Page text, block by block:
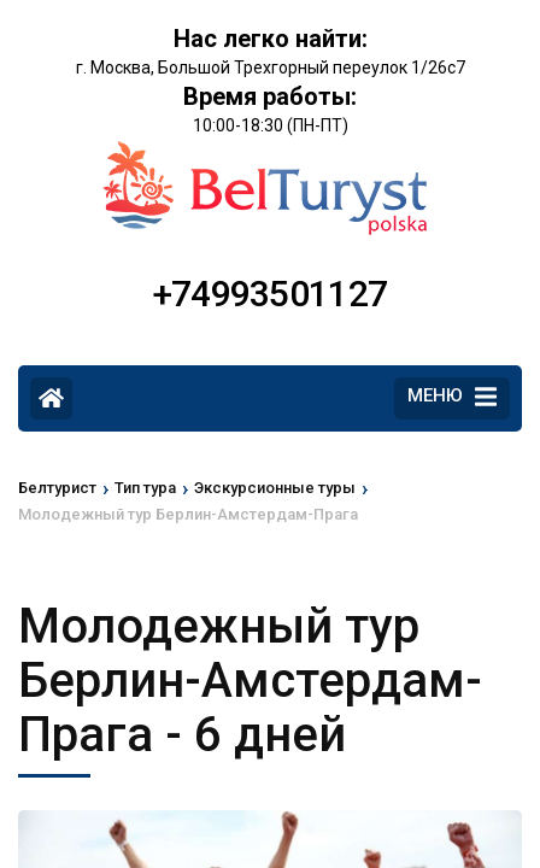
Нас легко найти:
г. Москва, Большой Трехгорный переулок 1/26с7
Время работы:
10:00-18:30 (ПН-ПТ)
+74993501127
МЕНЮ
Белтурист › Тип тура › Экскурсионные туры ›
Молодежный тур Берлин-Амстердам-Прага
Молодежный тур
Берлин-Амстердам-
Прага - 6 дней